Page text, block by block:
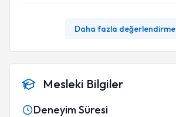
Daha fazla değerlendirme
Mesleki Bilgiler
Deneyim Süresi